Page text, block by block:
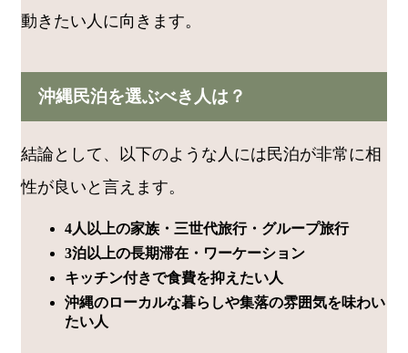
動きたい人に向きます。
沖縄民泊を選ぶべき人は？
結論として、以下のような人には民泊が非常に相
性が良いと言えます。
4人以上の家族・三世代旅行・グループ旅行
3泊以上の長期滞在・ワーケーション
キッチン付きで食費を抑えたい人
沖縄のローカルな暮らしや集落の雰囲気を味わい
たい人